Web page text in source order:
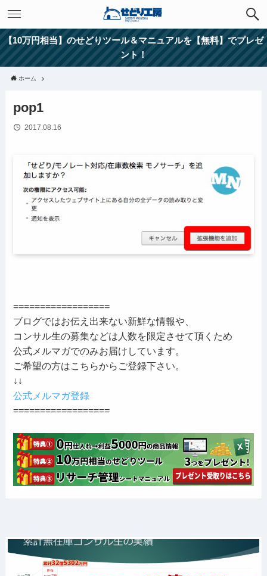
【10万円相当】のせどりツール＆マニュアルを【無料】でプレゼ
ント！
ホーム
pop1
2017.08.16
==================
ブログではお伝え出来ない新鮮な情報や、
コンサル生の募集などは人数を限定させて頂くため
公式メルマガでのみお届けしています。
ご希望の方はこちらからご登録下さい。
↓↓
公式メルマガ登録
==================